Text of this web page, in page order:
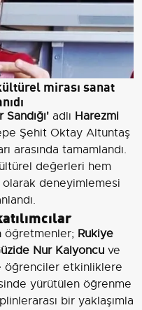
mirası sanat
adlı Harezmi
Şehit Oktay Altuntaş
arasında tamamlandı.
değerleri hem
olarak deneyimlemesi
öğretmenler; Rukiye
Nur Kalyoncuve
etkinliklere
yürütülen öğrenme
bir yaklaşımla